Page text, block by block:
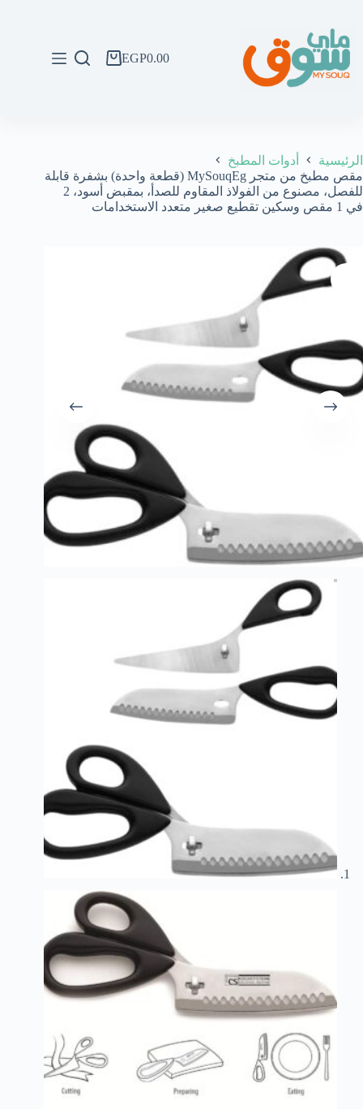
المحتوى
عربةEGP0.00
الرئيسية
أدوات المطبخ
مقص مطبخ من متجر MySouqEg (قطعة واحدة) بشفرة قابلة
للفصل، مصنوع من الفولاذ المقاوم للصدأ، بمقبض أسود، 2
في 1 مقص وسكين تقطيع صغير متعدد الاستخدامات